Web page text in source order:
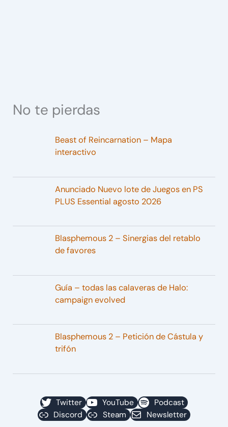
No te pierdas
Beast of Reincarnation – Mapa
interactivo
Anunciado Nuevo lote de Juegos en PS
PLUS Essential agosto 2026
Blasphemous 2 – Sinergias del retablo
de favores
Guía – todas las calaveras de Halo:
campaign evolved
Blasphemous 2 – Petición de Cástula y
trifón
Twitter YouTube
Podcast
Discord
Steam Newsletter